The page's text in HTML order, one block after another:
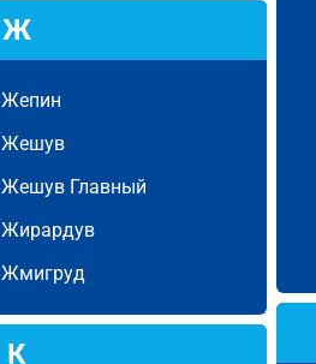
Ж
Жепин
Жешув
Жешув Главный
Жирардув
Жмигруд
К